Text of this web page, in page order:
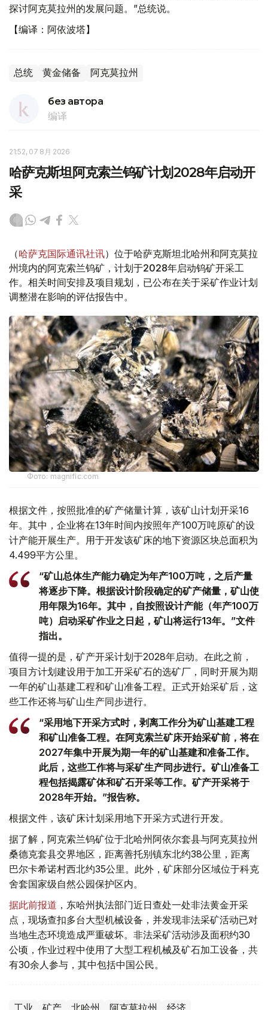
探讨阿克莫拉州的发展问题。”总统说。
【编译：阿依波塔】
总统 黄金储备 阿克莫拉州
без автора
编译
21:52, 07 8月 2026
哈萨克斯坦阿克索兰钨矿计划2028年启动开
采
（哈萨克国际通讯社讯）位于哈萨克斯坦北哈州和阿克莫拉
州境内的阿克索兰钨矿，计划于2028年启动钨矿开采工
作。相关时间安排及项目规划，已公布在关于采矿作业计划
调整潜在影响的评估报告中。
Фото: magnific.com
根据文件，按照批准的矿产储量计算，该矿山计划开采16
年。其中，企业将在13年时间内按照年产100万吨原矿的设
计产能开展生产。用于开发该矿床的地下资源区块总面积为
4.499平方公里。
“矿山总体生产能力确定为年产100万吨，之后产量
将逐步下降。根据设计阶段确定的矿产储量，矿山使
用年限为16年。其中，自按照设计产能（年产100万
吨）启动采矿作业之日起，矿山将运行13年。”文件
指出。
值得一提的是，矿产开采计划于2028年启动。在此之前，
项目方计划建设用于加工开采矿石的选矿厂，同时开展为期
一年的矿山基建工程和矿山准备工程。正式开始采矿后，这
些工作还将与矿山生产同步进行。
“采用地下开采方式时，剥离工作分为矿山基建工程
和矿山准备工程。在阿克索兰矿床开始采矿前，将在
2027年集中开展为期一年的矿山基建和准备工作。
此后，这些工作将与采矿生产同步进行。矿山准备工
程包括揭露矿体和矿石开采等工作。矿产开采将于
2028年开始。”报告称。
根据文件，该矿床计划采用地下开采方式进行开发。
据了解，阿克索兰钨矿位于北哈州阿依尔套县与阿克莫拉州
桑德克套县交界地区，距离善托别镇东北约38公里，距离
巴尔卡希诺村西北约35公里。此外，矿床部分区域位于科克
舍套国家级自然公园保护区内。
据此前报道 ，东哈州执法部门近日查处一处非法黄金开采
点，现场查扣多台大型机械设备，并发现非法采矿活动已对
当地生态环境造成严重破坏。非法采矿活动涉及面积约30
公顷，作业过程中使用了大型工程机械及矿石加工设备，共
有30余人参与，其中包括中国公民。